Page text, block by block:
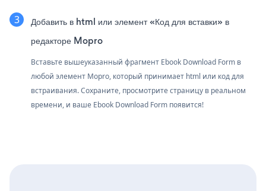
Добавить в html или элемент «Код для вставки» в
редакторе Mopro
Вставьте вышеуказанный фрагмент Ebook Download Form в
любой элемент Mopro, который принимает html или код для
встраивания. Сохраните, просмотрите страницу в реальном
времени, и ваше Ebook Download Form появится!